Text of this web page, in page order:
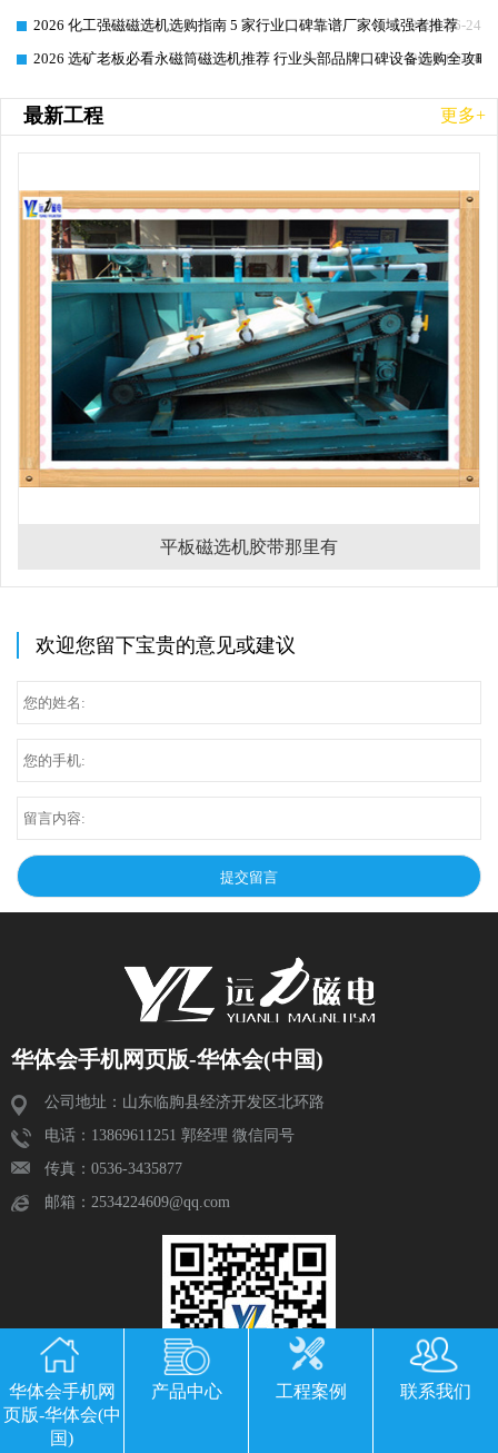
2026-06-24
2026 化工强磁磁选机选购指南 5 家行业口碑靠谱厂家领域强者推荐
2026-06-24
2026 选矿老板必看永磁筒磁选机推荐 行业头部品牌口碑设备选购全攻略
最新工程 更多+
平板磁选机胶带那里有
欢迎您留下宝贵的意见或建议
华体会手机网页版-华体会(中国)
公司地址：山东临朐县经济开发区北环路
电话：13869611251 郭经理 微信同号
传真：0536-3435877
邮箱：2534224609@qq.com
华体会手机网
页版-华体会(中
国)
产品中心 工程案例 联系我们